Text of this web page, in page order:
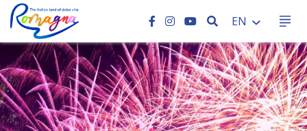
SEARCH
EN